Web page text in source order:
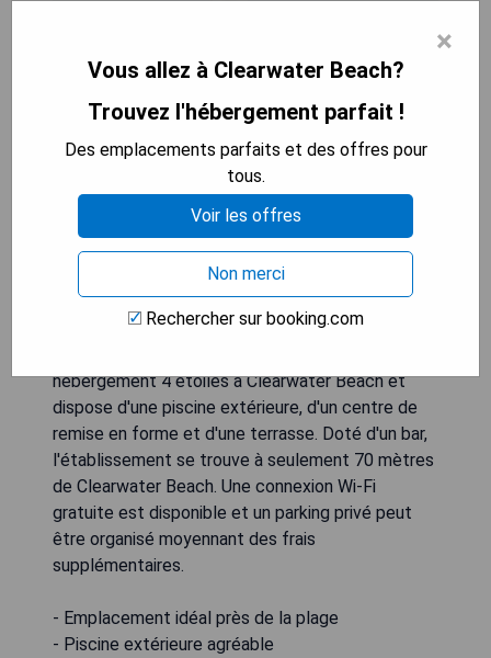
hébergement 4 étoiles à Clearwater Beach et
dispose d'une piscine extérieure, d'un centre de
remise en forme et d'une terrasse. Doté d'un bar,
l'établissement se trouve à seulement 70 mètres
de Clearwater Beach. Une connexion Wi-Fi
gratuite est disponible et un parking privé peut
être organisé moyennant des frais
supplémentaires.
- Emplacement idéal près de la plage
- Piscine extérieure agréable
×
Vous allez à Clearwater Beach?
Trouvez l'hébergement parfait !
Des emplacements parfaits et des offres pour
tous.
Voir les offres
Non merci
Rechercher sur booking.com